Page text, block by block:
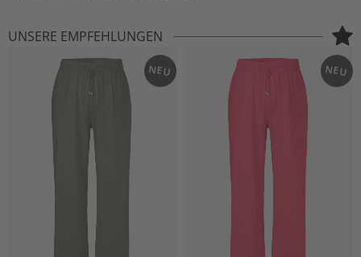
UNSERE EMPFEHLUNGEN
NEU NEU